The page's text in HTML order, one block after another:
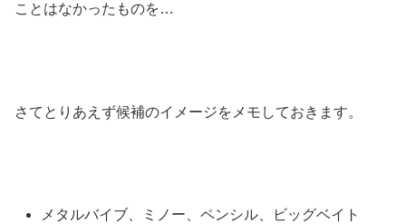
ことはなかったものを…
さてとりあえず候補のイメージをメモしておきます。
メタルバイブ、ミノー、ペンシル、ビッグベイト